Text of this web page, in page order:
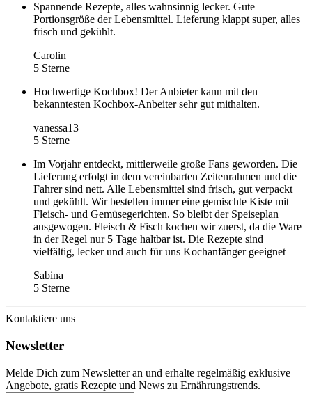
Spannende Rezepte, alles wahnsinnig lecker. Gute
Portionsgröße der Lebensmittel. Lieferung klappt super, alles
frisch und gekühlt.
Carolin
5 Sterne
Hochwertige Kochbox! Der Anbieter kann mit den
bekanntesten Kochbox-Anbeiter sehr gut mithalten.
vanessa13
5 Sterne
Im Vorjahr entdeckt, mittlerweile große Fans geworden. Die
Lieferung erfolgt in dem vereinbarten Zeitenrahmen und die
Fahrer sind nett. Alle Lebensmittel sind frisch, gut verpackt
und gekühlt. Wir bestellen immer eine gemischte Kiste mit
Fleisch- und Gemüsegerichten. So bleibt der Speiseplan
ausgewogen. Fleisch & Fisch kochen wir zuerst, da die Ware
in der Regel nur 5 Tage haltbar ist. Die Rezepte sind
vielfältig, lecker und auch für uns Kochanfänger geeignet
Sabina
5 Sterne
Kontaktiere uns
Newsletter
Melde Dich zum Newsletter an und erhalte regelmäßig exklusive
Angebote, gratis Rezepte und News zu Ernährungstrends.